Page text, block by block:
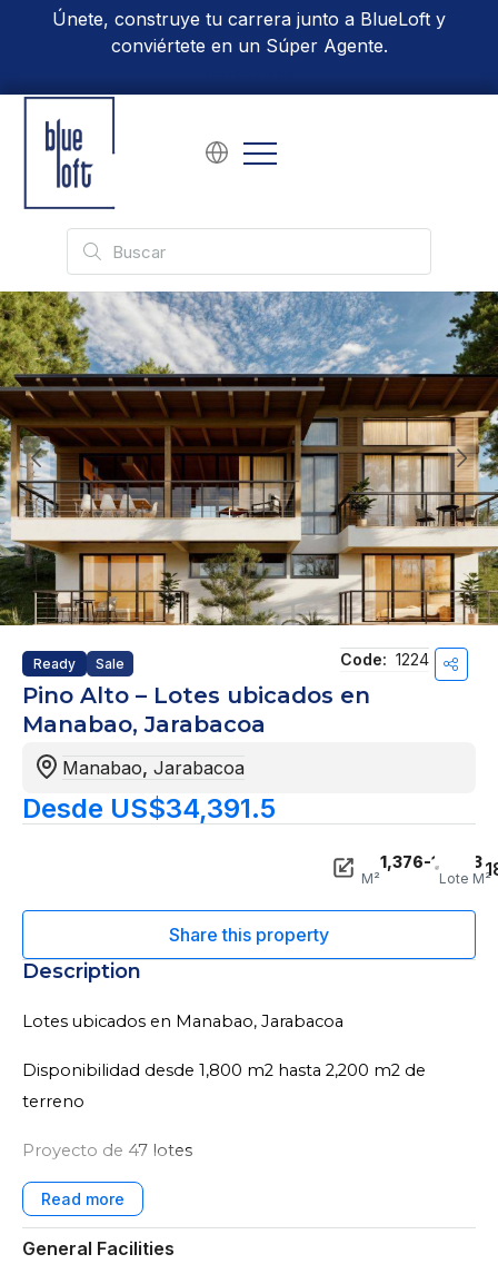
Únete, construye tu carrera junto a BlueLoft y
conviértete en un Súper Agente.
Ready Sale Code: 1224
Pino Alto – Lotes ubicados en
Manabao, Jarabacoa
Manabao, Jarabacoa
Desde US$34,391.5
1,376-11,003
M² Lote M²
Description
Lotes ubicados en Manabao, Jarabacoa
Disponibilidad desde 1,800 m2 hasta 2,200 m2 de
terreno
Proyecto de 47 lotes
Control de acceso con garita
Calles afirmados
General Facilities